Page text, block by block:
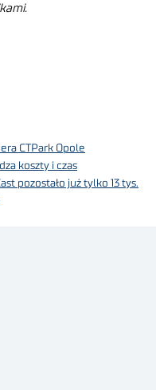
CTPark Opole
koszty i czas
pozostało już tylko 13 tys.